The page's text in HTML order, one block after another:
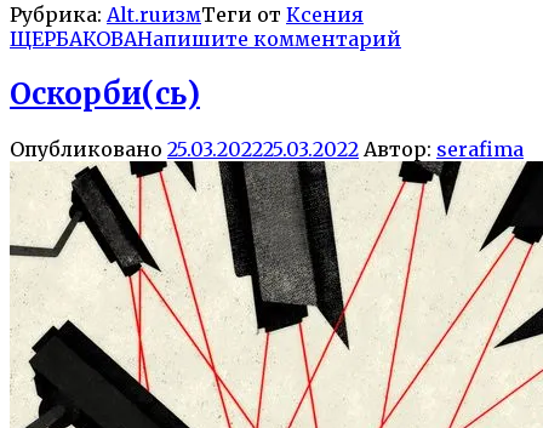
Рубрика: Alt.ruизмТеги от Ксения
ЩЕРБАКОВАНапишите комментарий
Оскорби(сь)
Опубликовано 25.03.202225.03.2022 Автор: serafima